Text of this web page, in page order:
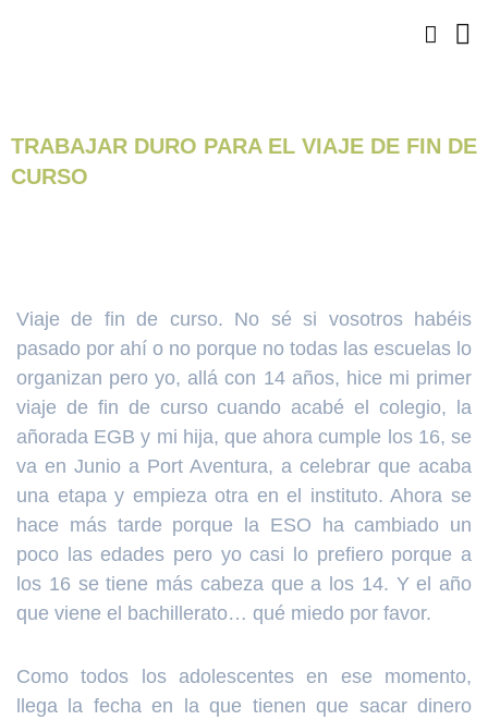
TRABAJAR DURO PARA EL VIAJE DE FIN DE
CURSO
Viaje de fin de curso. No sé si vosotros habéis
pasado por ahí o no porque no todas las escuelas lo
organizan pero yo, allá con 14 años, hice mi primer
viaje de fin de curso cuando acabé el colegio, la
añorada EGB y mi hija, que ahora cumple los 16, se
va en Junio a Port Aventura, a celebrar que acaba
una etapa y empieza otra en el instituto. Ahora se
hace más tarde porque la ESO ha cambiado un
poco las edades pero yo casi lo prefiero porque a
los 16 se tiene más cabeza que a los 14. Y el año
que viene el bachillerato… qué miedo por favor.
Como todos los adolescentes en ese momento,
llega la fecha en la que tienen que sacar dinero